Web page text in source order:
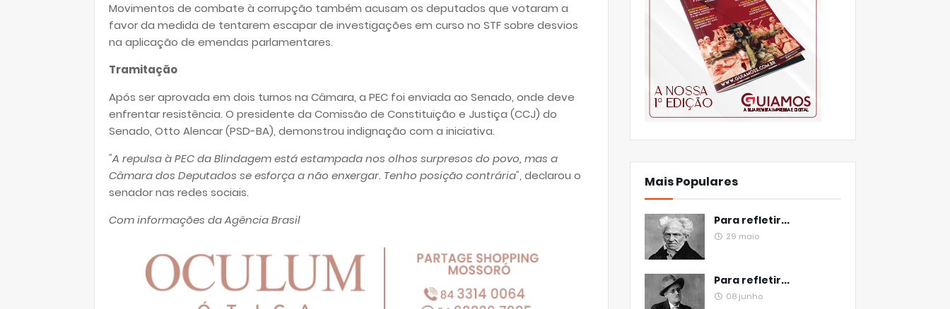
Movimentos de combate à corrupção também acusam os deputados que votaram a
favor da medida de tentarem escapar de investigações em curso no STF sobre desvios
na aplicação de emendas parlamentares.
Tramitação
Após ser aprovada em dois turnos na Câmara, a PEC foi enviada ao Senado, onde deve
enfrentar resistência. O presidente da Comissão de Constituição e Justiça (CCJ) do
Senado, Otto Alencar (PSD-BA), demonstrou indignação com a iniciativa.
"A repulsa à PEC da Blindagem está estampada nos olhos surpresos do povo, mas a
Câmara dos Deputados se esforça a não enxergar. Tenho posição contrária", declarou o
senador nas redes sociais.
Com informações da Agência Brasil
Mais Populares
Para refletir...
29 maio
Para refletir...
08 junho